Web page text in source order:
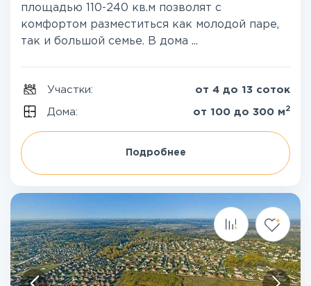
площадью 110-240 кв.м позволят с
комфортом разместиться как молодой паре,
так и большой семье. В дома ...
Участки: от 4 до 13 соток
Дома: от 100 до 300 м 2
Подробнее